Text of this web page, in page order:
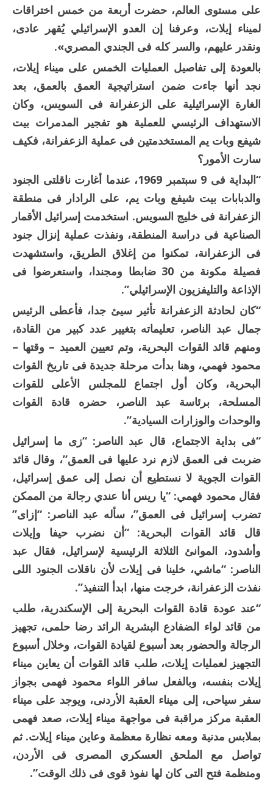
على مستوى العالم، حضرت أربعة من خمس اختراقات
لميناء إيلات، وعرفنا إن العدو الإسرائيلي يُقهر عادى،
ونقدر عليهم، والسر كله فى الجندي المصري».
بالعودة إلى تفاصيل العمليات الخمس على ميناء إيلات،
نجد أنها جاءت ضمن استراتيجية العمق بالعمق، بعد
الغارة الإسرائيلية على الزعفرانة فى السويس، وكان
الاستهداف الرئيسي للعملية هو تفجير المدمرات بيت
شيفع وبات يم المستخدمتين فى عملية الزعفرانة، فكيف
سارت الأمور؟
“البداية فى 9 سبتمبر 1969، عندما أغارت ناقلتى الجنود
والدبابات بيت شيفع وبات يم، على الرادار فى منطقة
الزعفرانة فى خليج السويس. استخدمت إسرائيل الأقمار
الصناعية فى دراسة المنطقة، ونفذت عملية إنزال جنود
فى الزعفرانة، تمكنوا من إغلاق الطريق، واستشهدت
فصيلة مكونة من 30 ضابطا ومجندا، واستعرضوا فى
الإذاعة والتليفزيون الإسرائيلي”.
“كان لحادثة الزعفرانة تأثير سيئ جدا، فأعطى الرئيس
جمال عبد الناصر، تعليماته بتغيير عدد كبير من القادة،
ومنهم قائد القوات البحرية، وتم تعيين العميد – وقتها –
محمود فهمي، وهنا بدأت مرحلة جديدة فى تاريخ القوات
البحرية، وكان أول اجتماع للمجلس الأعلى للقوات
المسلحة، برئاسة عبد الناصر، حضره قادة القوات
والوحدات والوزارات السيادية”.
“فى بداية الاجتماع، قال عبد الناصر: “زى ما إسرائيل
ضربت فى العمق لازم نرد عليها فى العمق”، وقال قائد
القوات الجوية لا نستطيع أن نصل إلى عمق إسرائيل،
فقال محمود فهمي: “يا ريس أنا عندي رجالة من الممكن
تضرب إسرائيل فى العمق”، سأله عبد الناصر: “إزاى”
قال قائد القوات البحرية: “أن نضرب حيفا وإيلات
وأشدود، الموانئ الثلاثة الرئيسية لإسرائيل، فقال عبد
الناصر: “ماشي، خلينا فى إيلات لأن ناقلات الجنود اللى
نفذت الزعفرانة، خرجت منها، ابدأ التنفيذ”.
“عند عودة قادة القوات البحرية إلى الإسكندرية، طلب
من قائد لواء الضفادع البشرية الرائد رضا حلمى، تجهيز
الرجالة والحضور بعد أسبوع لقيادة القوات، وخلال أسبوع
التجهيز لعمليات إيلات، طلب قائد القوات أن يعاين ميناء
إيلات بنفسه، وبالفعل سافر اللواء محمود فهمى بجواز
سفر سياحى، إلى ميناء العقبة الأردنى، ويوجد على ميناء
العقبة مركز مراقبة فى مواجهة ميناء إيلات، صعد فهمى
بملابس مدنية ومعه نظارة معظمة وعاين ميناء إيلات. ثم
تواصل مع الملحق العسكري المصرى فى الأردن،
ومنظمة فتح التى كان لها نفوذ قوى فى ذلك الوقت”.